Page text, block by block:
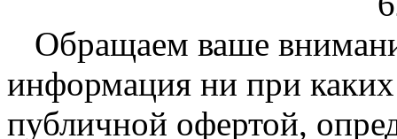
Обращаем ваше
информация ни при каких
публичной офертой,